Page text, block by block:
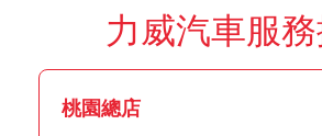
力威汽車服
桃園總店